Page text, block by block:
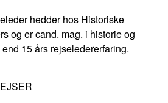
hedder hos Historiske
og er cand. mag. i historie og
15 års rejseledererfaring.